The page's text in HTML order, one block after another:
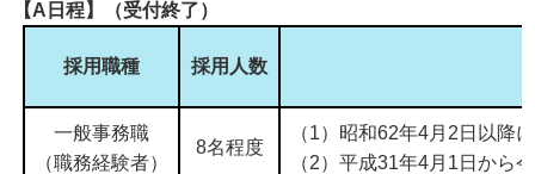
【A日程】（受付終了）
採用職種 採用人数
一般事務職
（職務経験者）
8名程度
（1）昭和62年4月2日以降
（2）平成31年4月1日から